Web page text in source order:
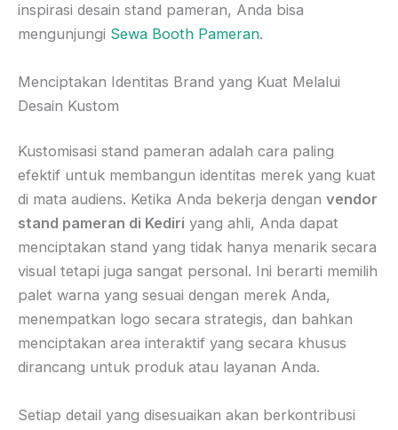
inspirasi desain stand pameran, Anda bisa
mengunjungi Sewa Booth Pameran.
Menciptakan Identitas Brand yang Kuat Melalui
Desain Kustom
Kustomisasi stand pameran adalah cara paling
efektif untuk membangun identitas merek yang kuat
di mata audiens. Ketika Anda bekerja dengan vendor
stand pameran di Kediri yang ahli, Anda dapat
menciptakan stand yang tidak hanya menarik secara
visual tetapi juga sangat personal. Ini berarti memilih
palet warna yang sesuai dengan merek Anda,
menempatkan logo secara strategis, dan bahkan
menciptakan area interaktif yang secara khusus
dirancang untuk produk atau layanan Anda.
Setiap detail yang disesuaikan akan berkontribusi